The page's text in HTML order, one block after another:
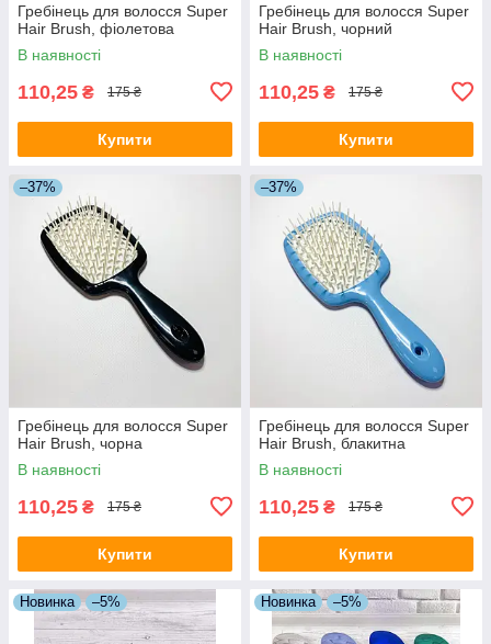
Гребінець для волосся Super
Hair Brush, фіолетова
В наявності
110,25 ₴ 175 ₴
Купити
Гребінець для волосся Super
Hair Brush, чорний
В наявності
110,25 ₴ 175 ₴
Купити
–37%
Гребінець для волосся Super
Hair Brush, чорна
В наявності
110,25 ₴ 175 ₴
Купити
–37%
Гребінець для волосся Super
Hair Brush, блакитна
В наявності
110,25 ₴ 175 ₴
Купити
Новинка –5% Новинка –5%